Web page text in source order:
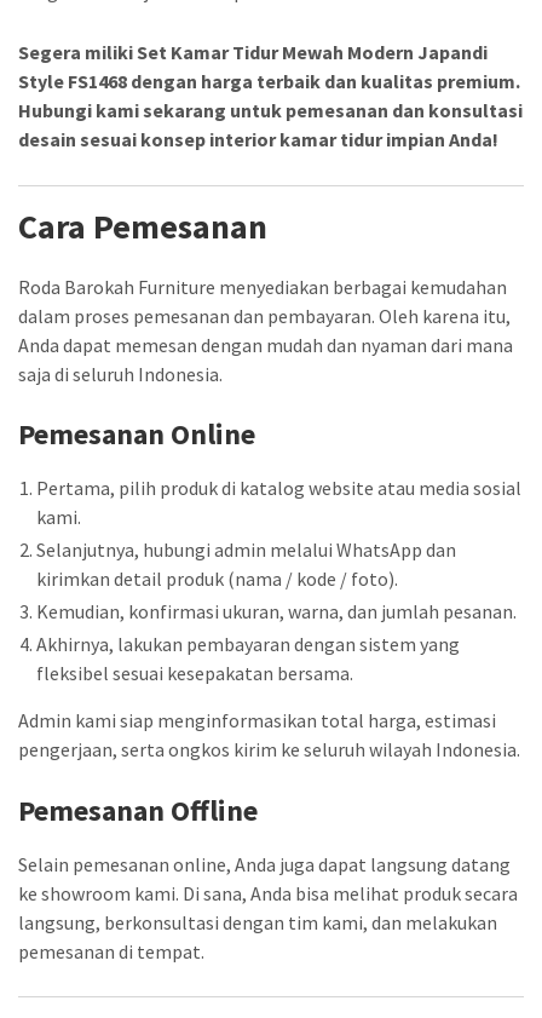
Segera miliki Set Kamar Tidur Mewah Modern Japandi
Style FS1468 dengan harga terbaik dan kualitas premium.
Hubungi kami sekarang untuk pemesanan dan konsultasi
desain sesuai konsep interior kamar tidur impian Anda!
Cara Pemesanan
Roda Barokah Furniture menyediakan berbagai kemudahan
dalam proses pemesanan dan pembayaran. Oleh karena itu,
Anda dapat memesan dengan mudah dan nyaman dari mana
saja di seluruh Indonesia.
Pemesanan Online
Pertama, pilih produk di katalog website atau media sosial
kami.
Selanjutnya, hubungi admin melalui WhatsApp dan
kirimkan detail produk (nama / kode / foto).
Kemudian, konfirmasi ukuran, warna, dan jumlah pesanan.
Akhirnya, lakukan pembayaran dengan sistem yang
fleksibel sesuai kesepakatan bersama.
Admin kami siap menginformasikan total harga, estimasi
pengerjaan, serta ongkos kirim ke seluruh wilayah Indonesia.
Pemesanan Offline
Selain pemesanan online, Anda juga dapat langsung datang
ke showroom kami. Di sana, Anda bisa melihat produk secara
langsung, berkonsultasi dengan tim kami, dan melakukan
pemesanan di tempat.